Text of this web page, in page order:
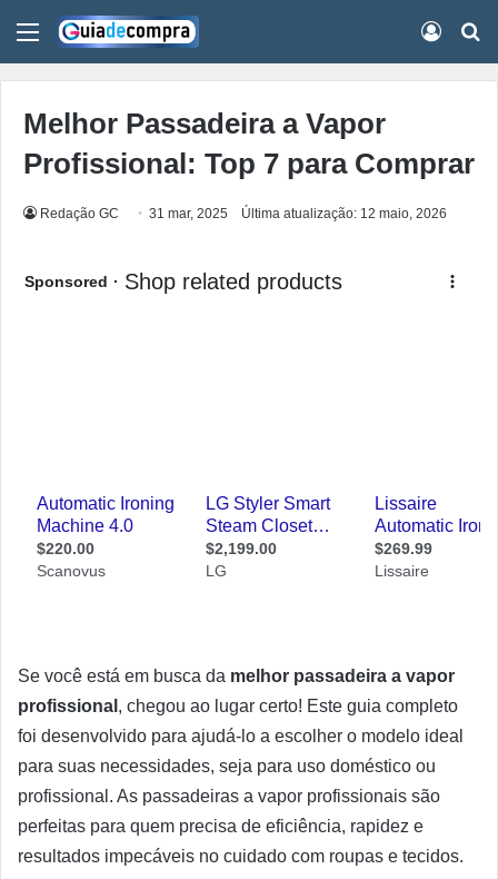
Menu
Melhor Passadeira a Vapor
Profissional: Top 7 para Comprar
Redação GC 31 mar, 2025 Última atualização: 12 maio, 2026
Se você está em busca da melhor passadeira a vapor
profissional , chegou ao lugar certo! Este guia completo
foi desenvolvido para ajudá-lo a escolher o modelo ideal
para suas necessidades, seja para uso doméstico ou
profissional. As passadeiras a vapor profissionais são
perfeitas para quem precisa de eficiência, rapidez e
resultados impecáveis no cuidado com roupas e tecidos.